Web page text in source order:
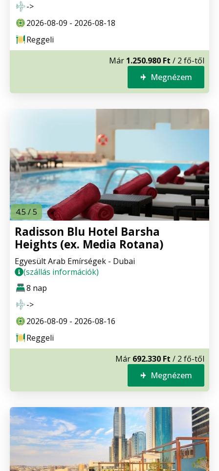
->
2026-08-09 - 2026-08-18
Reggeli
Már 1.250.980 Ft / 2 fő-től
Megnézem
4.5 / 5
Radisson Blu Hotel Barsha
Heights (ex. Media Rotana)
Egyesült Arab Emírségek - Dubai
(szállás információk)
8 nap
->
2026-08-09 - 2026-08-16
Reggeli
Már 692.330 Ft / 2 fő-től
Megnézem